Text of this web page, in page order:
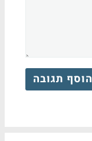
הוסף תגובה